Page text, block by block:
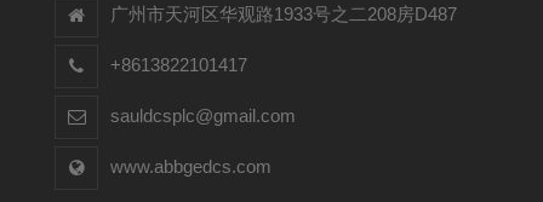
广州市天河区华观路1933号之二208房D487
+8613822101417
sauldcsplc@gmail.com
www.abbgedcs.com